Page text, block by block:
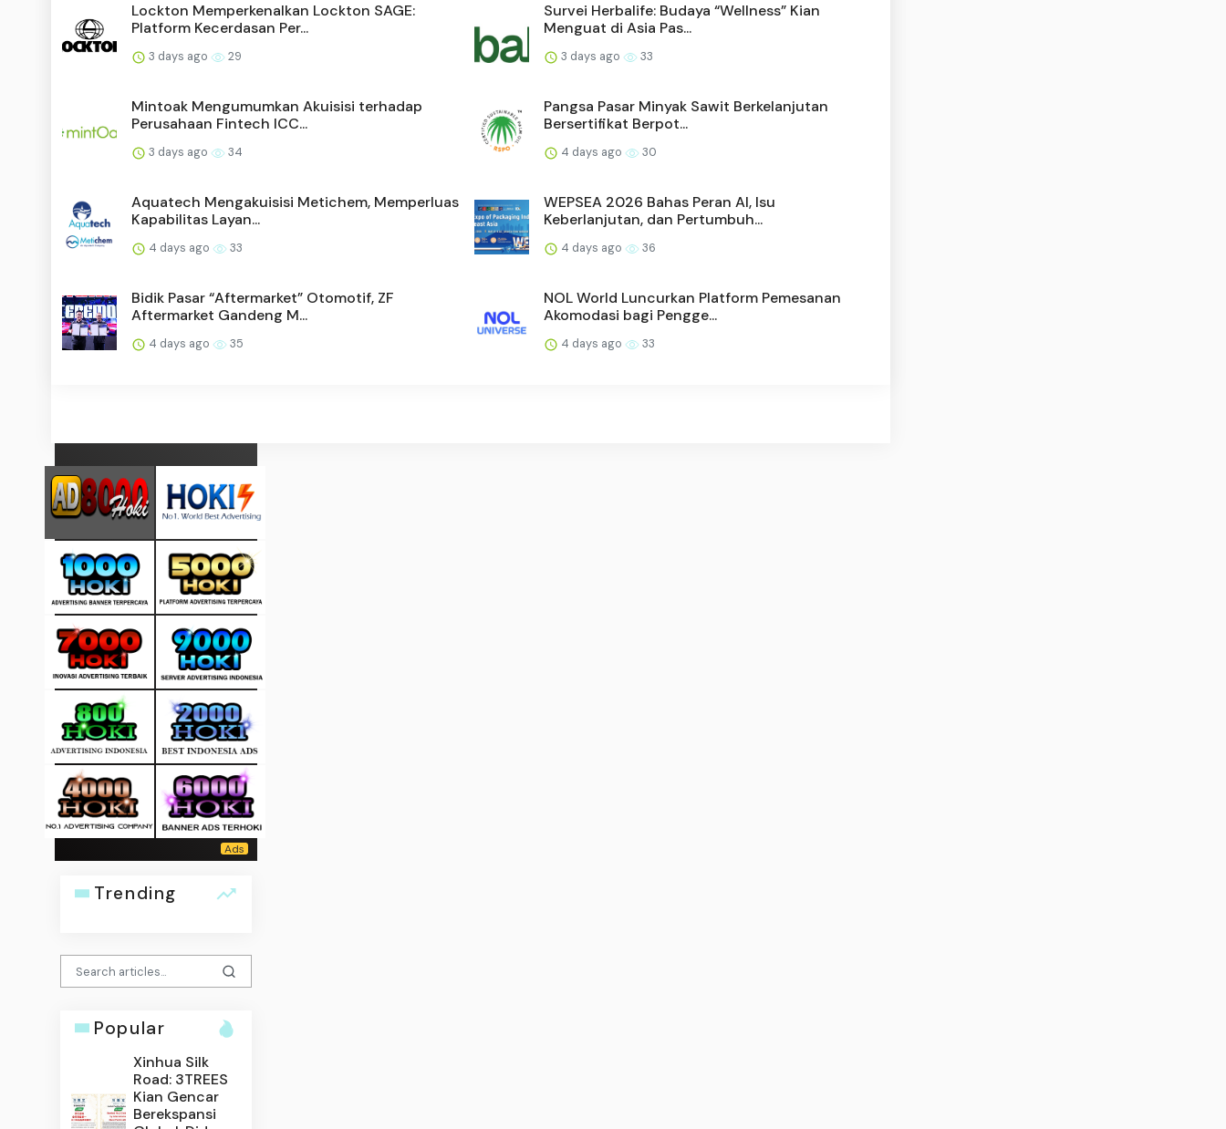
Lockton Memperkenalkan Lockton SAGE:
Platform Kecerdasan Per...
3 days ago 29
Survei Herbalife: Budaya “Wellness” Kian
Menguat di Asia Pas...
3 days ago 33
Mintoak Mengumumkan Akuisisi terhadap
Perusahaan Fintech ICC...
3 days ago 34
Pangsa Pasar Minyak Sawit Berkelanjutan
Bersertifikat Berpot...
4 days ago 30
Aquatech Mengakuisisi Metichem, Memperluas
Kapabilitas Layan...
4 days ago 33
WEPSEA 2026 Bahas Peran AI, Isu
Keberlanjutan, dan Pertumbuh...
4 days ago 36
Bidik Pasar “Aftermarket” Otomotif, ZF
Aftermarket Gandeng M...
4 days ago 35
NOL World Luncurkan Platform Pemesanan
Akomodasi bagi Pengge...
4 days ago 33
Trending
Popular
Xinhua Silk
Road: 3TREES
Kian Gencar
Berekspansi